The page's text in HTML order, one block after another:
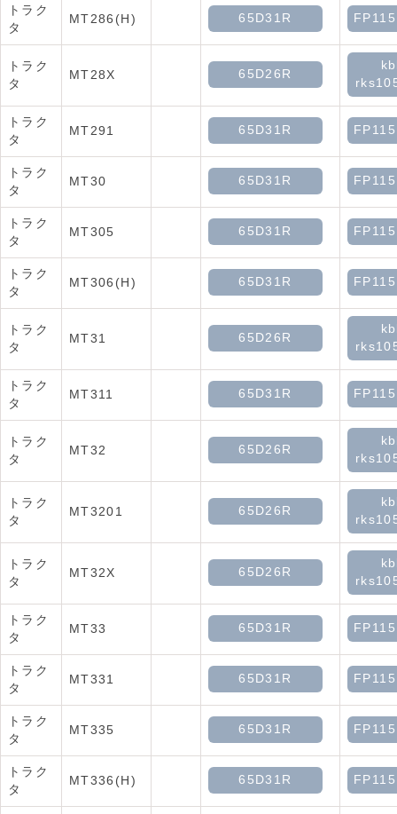
トラク
タ
MT286(H) 65D31R
トラク
タ
MT28X 65D26R
トラク
タ
MT291 65D31R
トラク
タ
MT30 65D31R
トラク
タ
MT305 65D31R
トラク
タ
MT306(H) 65D31R
トラク
タ
MT31 65D26R
トラク
タ
MT311 65D31R
トラク
タ
MT32 65D26R
トラク
タ
MT3201 65D26R
トラク
タ
MT32X 65D26R
トラク
タ
MT33 65D31R
トラク
タ
MT331 65D31R
トラク
タ
MT335 65D31R
トラク
タ
MT336(H) 65D31R